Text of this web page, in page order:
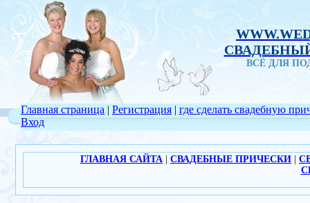
ВСЁ ДЛЯ
Главная страница | Регистрация |
Вход
где сделать свадебную
ГЛАВНАЯ САЙТА СВАДЕБНЫЕ ПРИЧЕСКИ